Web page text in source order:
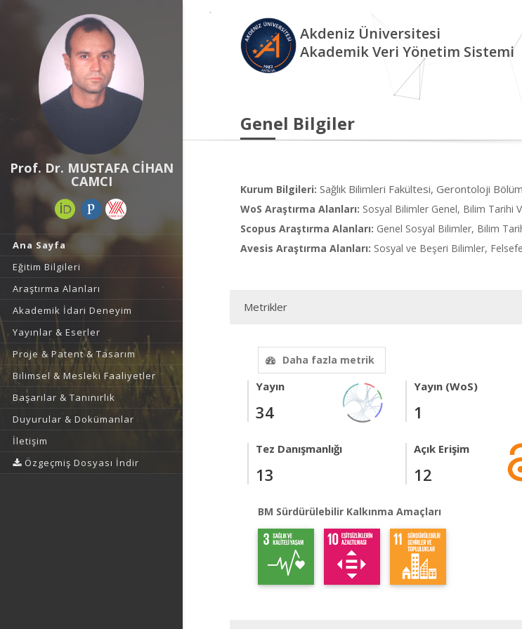
Prof. Dr. MUSTAFA CİHAN
CAMCI
Ana Sayfa
Eğitim Bilgileri
Araştırma Alanları
Akademik İdari Deneyim
Yayınlar & Eserler
Proje & Patent & Tasarım
Bilimsel & Mesleki Faaliyetler
Başarılar & Tanınırlık
Duyurular & Dokümanlar
İletişim
Özgeçmiş Dosyası İndir
Akdeniz Üniversitesi
Akademik Veri Yönetim Sistemi
Genel Bilgiler
Kurum Bilgileri: Sağlık Bilimleri Fakültesi, Gerontoloji
WoS Araştırma Alanları: Sosyal Bilimler Genel, Bilim Tarihi
Scopus Araştırma Alanları: Genel Sosyal Bilimler, Bilim
Avesis Araştırma Alanları: Sosyal ve Beşeri Bilimler,
Metrikler
Daha fazla metrik
Yayın
34
Yayın (WoS)
1
Tez Danışmanlığı
13
Açık Erişim
12
BM Sürdürülebilir Kalkınma Amaçları